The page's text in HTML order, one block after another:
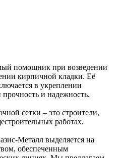
помощник при возведении
кирпичной кладки. Её
в укреплении
и надежность.
сетки – это строители,
работах.
Металл выделяется на
обеспеченным